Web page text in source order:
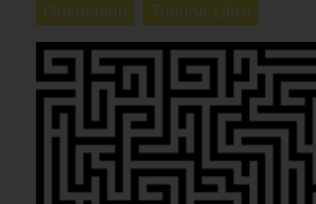
Orientation
Tribune Libre